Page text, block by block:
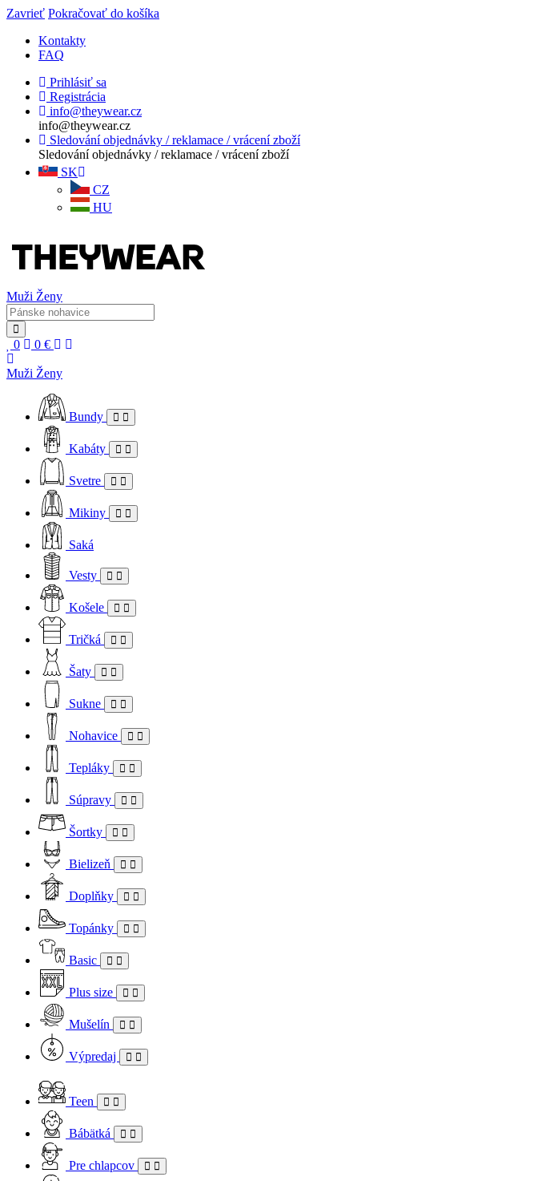
Zavrieť Pokračovať do košíka
Kontakty
FAQ
Prihlásiť sa
Registrácia
info@theywear.cz
info@theywear.cz
Sledování objednávky / reklamace / vrácení zboží
Sledování objednávky / reklamace / vrácení zboží
SK
CZ
HU
Muži Ženy
0 0 €
Muži Ženy
Bundy
Kabáty
Svetre
Mikiny
Saká
Vesty
Košele
Tričká
Šaty
Sukne
Nohavice
Tepláky
Súpravy
Šortky
Bielizeň
Doplňky
Topánky
Basic
Plus size
Mušelín
Výpredaj
Teen
Bábätká
Pre chlapcov